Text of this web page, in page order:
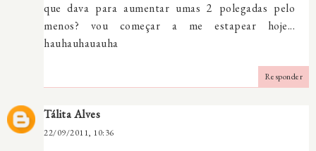
que dava para aumentar umas 2 polegadas pelo
menos? vou começar a me estapear hoje...
hauhauhauauha
Responder
Tálita Alves
22/09/2011, 10:36